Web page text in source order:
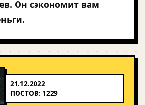
Он сэкономит вам
21.12.2022
ПОСТОВ: 1229